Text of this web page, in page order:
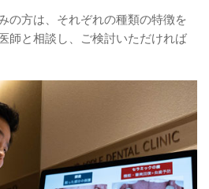
の方は、それぞれの種類の特徴を
師と相談し、ご検討いただければ